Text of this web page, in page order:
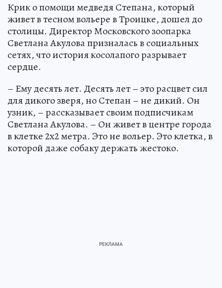
Крик о помощи медведя Степана, который
живет в тесном вольере в Троицке, дошел до
столицы. Директор Московского зоопарка
Светлана Акулова призналась в социальных
сетях, что история косолапого разрывает
сердце.
– Ему десять лет. Десять лет – это расцвет сил
для дикого зверя, но Степан – не дикий. Он
узник, – рассказывает своим подписчикам
Светлана Акулова. – Он живет в центре города
в клетке 2х2 метра. Это не вольер. Это клетка, в
которой даже собаку держать жестоко.